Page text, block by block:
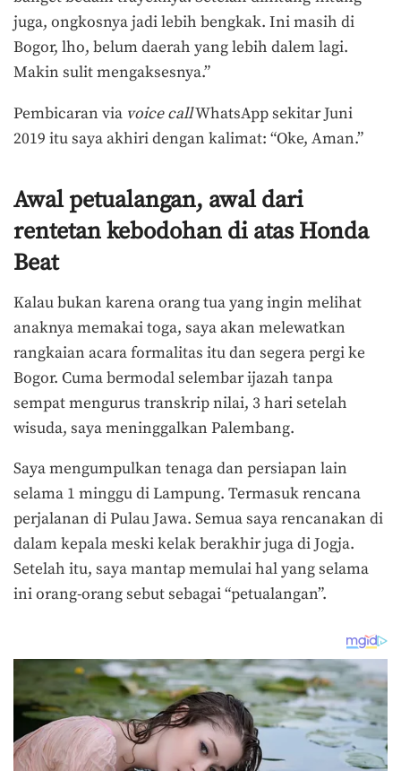
juga, ongkosnya jadi lebih bengkak. Ini masih di
Bogor, lho, belum daerah yang lebih dalem lagi.
Makin sulit mengaksesnya.”
Pembicaran via voice callWhatsApp sekitar Juni
2019 itu saya akhiri dengan kalimat: “Oke, Aman.”
Awal petualangan, awal dari
rentetan kebodohan di atas Honda
Beat
Kalau bukan karena orang tua yang ingin melihat
anaknya memakai toga, saya akan melewatkan
rangkaian acara formalitas itu dan segera pergi ke
Bogor. Cuma bermodal selembar ijazah tanpa
sempat mengurus transkrip nilai, 3 hari setelah
wisuda, saya meninggalkan Palembang.
Saya mengumpulkan tenaga dan persiapan lain
selama 1 minggu di Lampung. Termasuk rencana
perjalanan di Pulau Jawa. Semua saya rencanakan di
dalam kepala meski kelak berakhir juga di Jogja.
Setelah itu, saya mantap memulai hal yang selama
ini orang-orang sebut sebagai “petualangan”.